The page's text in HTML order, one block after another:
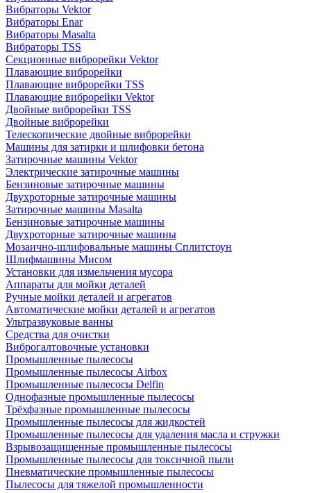
Вибраторы Vektor
Вибраторы Enar
Вибраторы Masalta
Вибраторы TSS
Секционные виброрейки Vektor
Плавающие виброрейки
Плавающие виброрейки TSS
Плавающие виброрейки Vektor
Двойные виброрейки TSS
Двойные виброрейки
Телескопические двойные виброрейки
Машины для затирки и шлифовки бетона
Затирочные машины Vektor
Электрические затирочные машины
Бензиновые затирочные машины
Двухроторные затирочные машины
Затирочные машины Masalta
Бензиновые затирочные машины
Двухроторные затирочные машины
Мозаично-шлифовальные машины Сплитстоун
Шлифмашины Мисом
Установки для измельчения мусора
Аппараты для мойки деталей
Ручные мойки деталей и агрегатов
Автоматические мойки деталей и агрегатов
Ультразвуковые ванны
Средства для очистки
Виброгалтовочные установки
Промышленные пылесосы
Промышленные пылесосы Airbox
Промышленные пылесосы Delfin
Однофазные промышленные пылесосы
Трёхфазные промышленные пылесосы
Промышленные пылесосы для жидкостей
Промышленные пылесосы для удаления масла и стружки
Взрывозащищенные промышленные пылесосы
Промышленные пылесосы для токсичной пыли
Пневматические промышленные пылесосы
Пылесосы для тяжелой промышленности